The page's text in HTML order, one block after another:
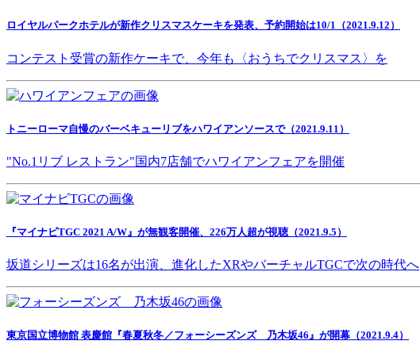
ロイヤルパークホテルが新作クリスマスケーキを発表、予約開始は10/1（2021.9.12）
コンテスト受賞の新作ケーキで、今年も〈おうちでクリスマス〉を
トニーローマ自慢のバーベキューリブをハワイアンソースで（2021.9.11）
"No.1リブ レストラン"国内7店舗でハワイアンフェアを開催
『マイナビTGC 2021 A/W』が無観客開催、226万人超が視聴（2021.9.5）
坂道シリーズは16名が出演、進化したXRやバーチャルTGCで次の時代へ
東京国立博物館 表慶館『春夏秋冬／フォーシーズンズ 乃木坂46』が開幕（2021.9.4）